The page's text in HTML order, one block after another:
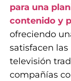
para una
contenido y
ofreciendo
satisfacen
televisión
compañías